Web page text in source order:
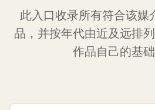
此入口收录所有符合该媒
品，并按年代由近及远排
作品自己的基础